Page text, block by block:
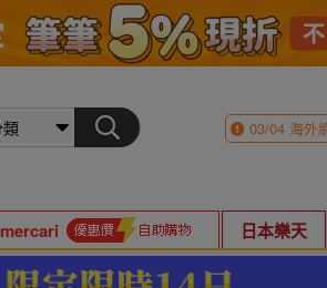
03/04海外
mercari 日本樂天